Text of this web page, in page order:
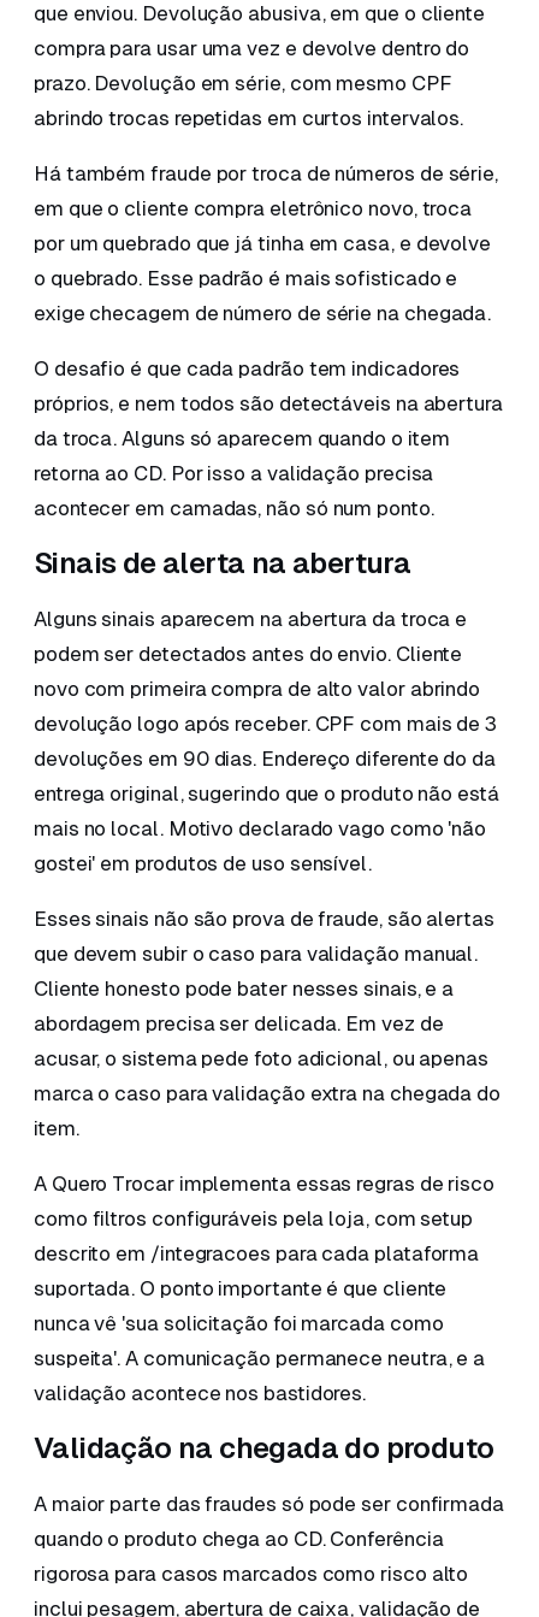
que enviou. Devolução abusiva, em que o cliente
compra para usar uma vez e devolve dentro do
prazo. Devolução em série, com mesmo CPF
abrindo trocas repetidas em curtos intervalos.
Há também fraude por troca de números de série,
em que o cliente compra eletrônico novo, troca
por um quebrado que já tinha em casa, e devolve
o quebrado. Esse padrão é mais sofisticado e
exige checagem de número de série na chegada.
O desafio é que cada padrão tem indicadores
próprios, e nem todos são detectáveis na abertura
da troca. Alguns só aparecem quando o item
retorna ao CD. Por isso a validação precisa
acontecer em camadas, não só num ponto.
Sinais de alerta na abertura
Alguns sinais aparecem na abertura da troca e
podem ser detectados antes do envio. Cliente
novo com primeira compra de alto valor abrindo
devolução logo após receber. CPF com mais de 3
devoluções em 90 dias. Endereço diferente do da
entrega original, sugerindo que o produto não está
mais no local. Motivo declarado vago como 'não
gostei' em produtos de uso sensível.
Esses sinais não são prova de fraude, são alertas
que devem subir o caso para validação manual.
Cliente honesto pode bater nesses sinais, e a
abordagem precisa ser delicada. Em vez de
acusar, o sistema pede foto adicional, ou apenas
marca o caso para validação extra na chegada do
item.
A Quero Trocar implementa essas regras de risco
como filtros configuráveis pela loja, com setup
descrito em /integracoes para cada plataforma
suportada. O ponto importante é que cliente
nunca vê 'sua solicitação foi marcada como
suspeita'. A comunicação permanece neutra, e a
validação acontece nos bastidores.
Validação na chegada do produto
A maior parte das fraudes só pode ser confirmada
quando o produto chega ao CD. Conferência
rigorosa para casos marcados como risco alto
inclui pesagem, abertura de caixa, validação de